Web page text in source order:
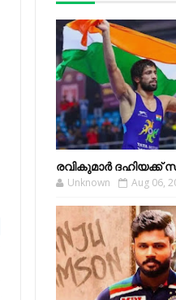
രവികുമാര്‍ ദഹിയക്ക്
Unknown Aug 06,